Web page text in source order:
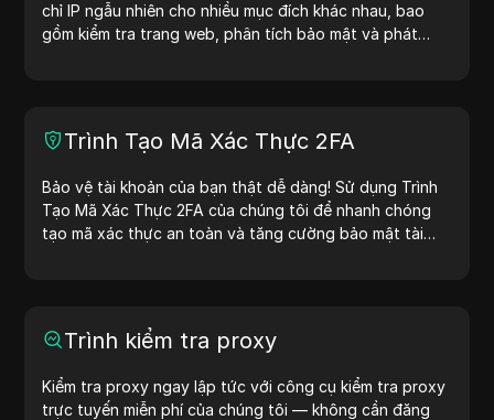
chỉ IP ngẫu nhiên cho nhiều mục đích khác nhau, bao
gồm kiểm tra trang web, phân tích bảo mật và phát
riêng tư và nhiều mục đích khác. Đơn giản hóa quy trình
làm việc và cải thiện quá trình phát triển — tạo địa chỉ
Trình Tạo Mã Xác Thực 2FA
Bảo vệ tài khoản của bạn thật dễ dàng! Sử dụng Trình
Tạo Mã Xác Thực 2FA của chúng tôi để nhanh chóng
tạo mã xác thực an toàn và tăng cường bảo mật tài
Trình kiểm tra proxy
Kiểm tra proxy ngay lập tức với công cụ kiểm tra proxy
trực tuyến miễn phí của chúng tôi — không cần đăng